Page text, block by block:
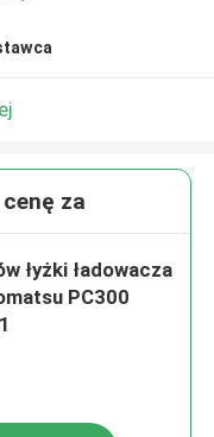
za
łyżki ładowacza
PC300